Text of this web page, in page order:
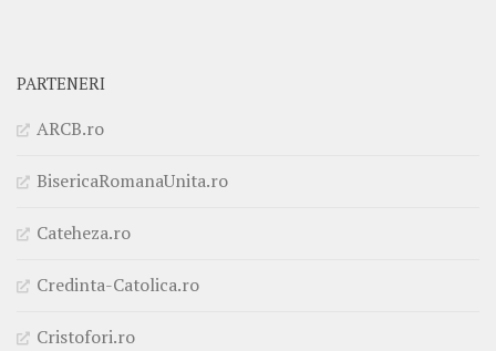
PARTENERI
ARCB.ro
BisericaRomanaUnita.ro
Cateheza.ro
Credinta-Catolica.ro
Cristofori.ro